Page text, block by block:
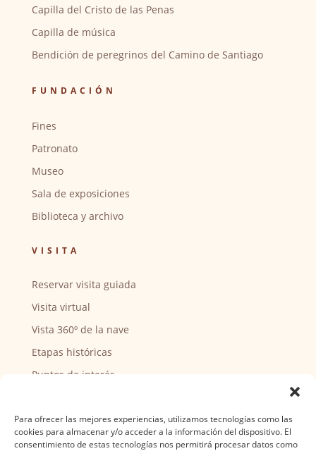
Para ofrecer las mejores experiencias, utilizamos tecnologías como las
cookies para almacenar y/o acceder a la información del dispositivo. El
consentimiento de estas tecnologías nos permitirá procesar datos como
Capilla del Cristo de las Penas
Capilla de música
Bendición de peregrinos del Camino de Santiago
FUNDACIÓN
Fines
Patronato
Museo
Sala de exposiciones
Biblioteca y archivo
VISITA
Reservar visita guiada
Visita virtual
Vista 360º de la nave
Etapas históricas
Puntos de interés
Actividades y horarios